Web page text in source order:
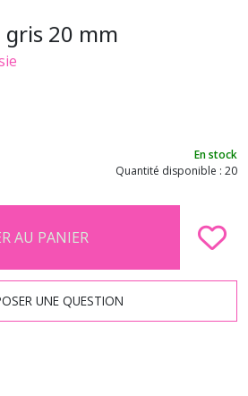
gris 20 mm
En stock
Quantité disponible : 20
AU PANIER
UNE QUESTION